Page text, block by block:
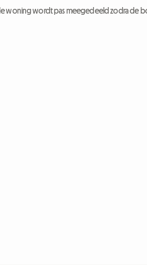
woning wordt pas meegedeeld zodra de